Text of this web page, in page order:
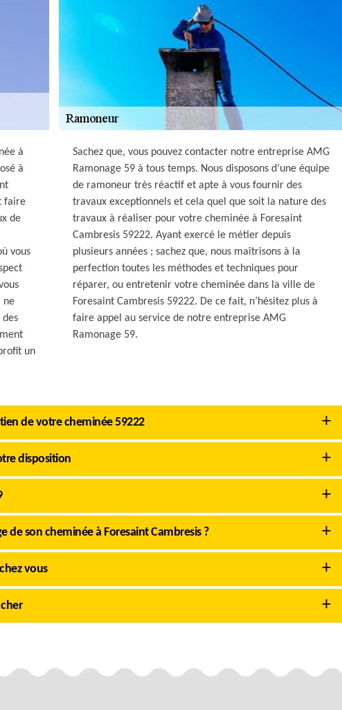
à
à
faire
de
vous
ne
un
Sachez que, vous pouvez contacter notre entreprise AMG
Ramonage 59 à tous temps. Nous disposons d’une équipe
de ramoneur très réactif et apte à vous fournir des
travaux exceptionnels et cela quel que soit la nature des
travaux à réaliser pour votre cheminée à Foresaint
Cambresis 59222. Ayant exercé le métier depuis
plusieurs années ; sachez que, nous maîtrisons à la
perfection toutes les méthodes et techniques pour
réparer, ou entretenir votre cheminée dans la ville de
Foresaint Cambresis 59222. De ce fait, n’hésitez plus à
faire appel au service de notre entreprise AMG
Ramonage 59.
de votre cheminée 59222
disposition
son cheminée à Foresaint Cambresis ?
vous